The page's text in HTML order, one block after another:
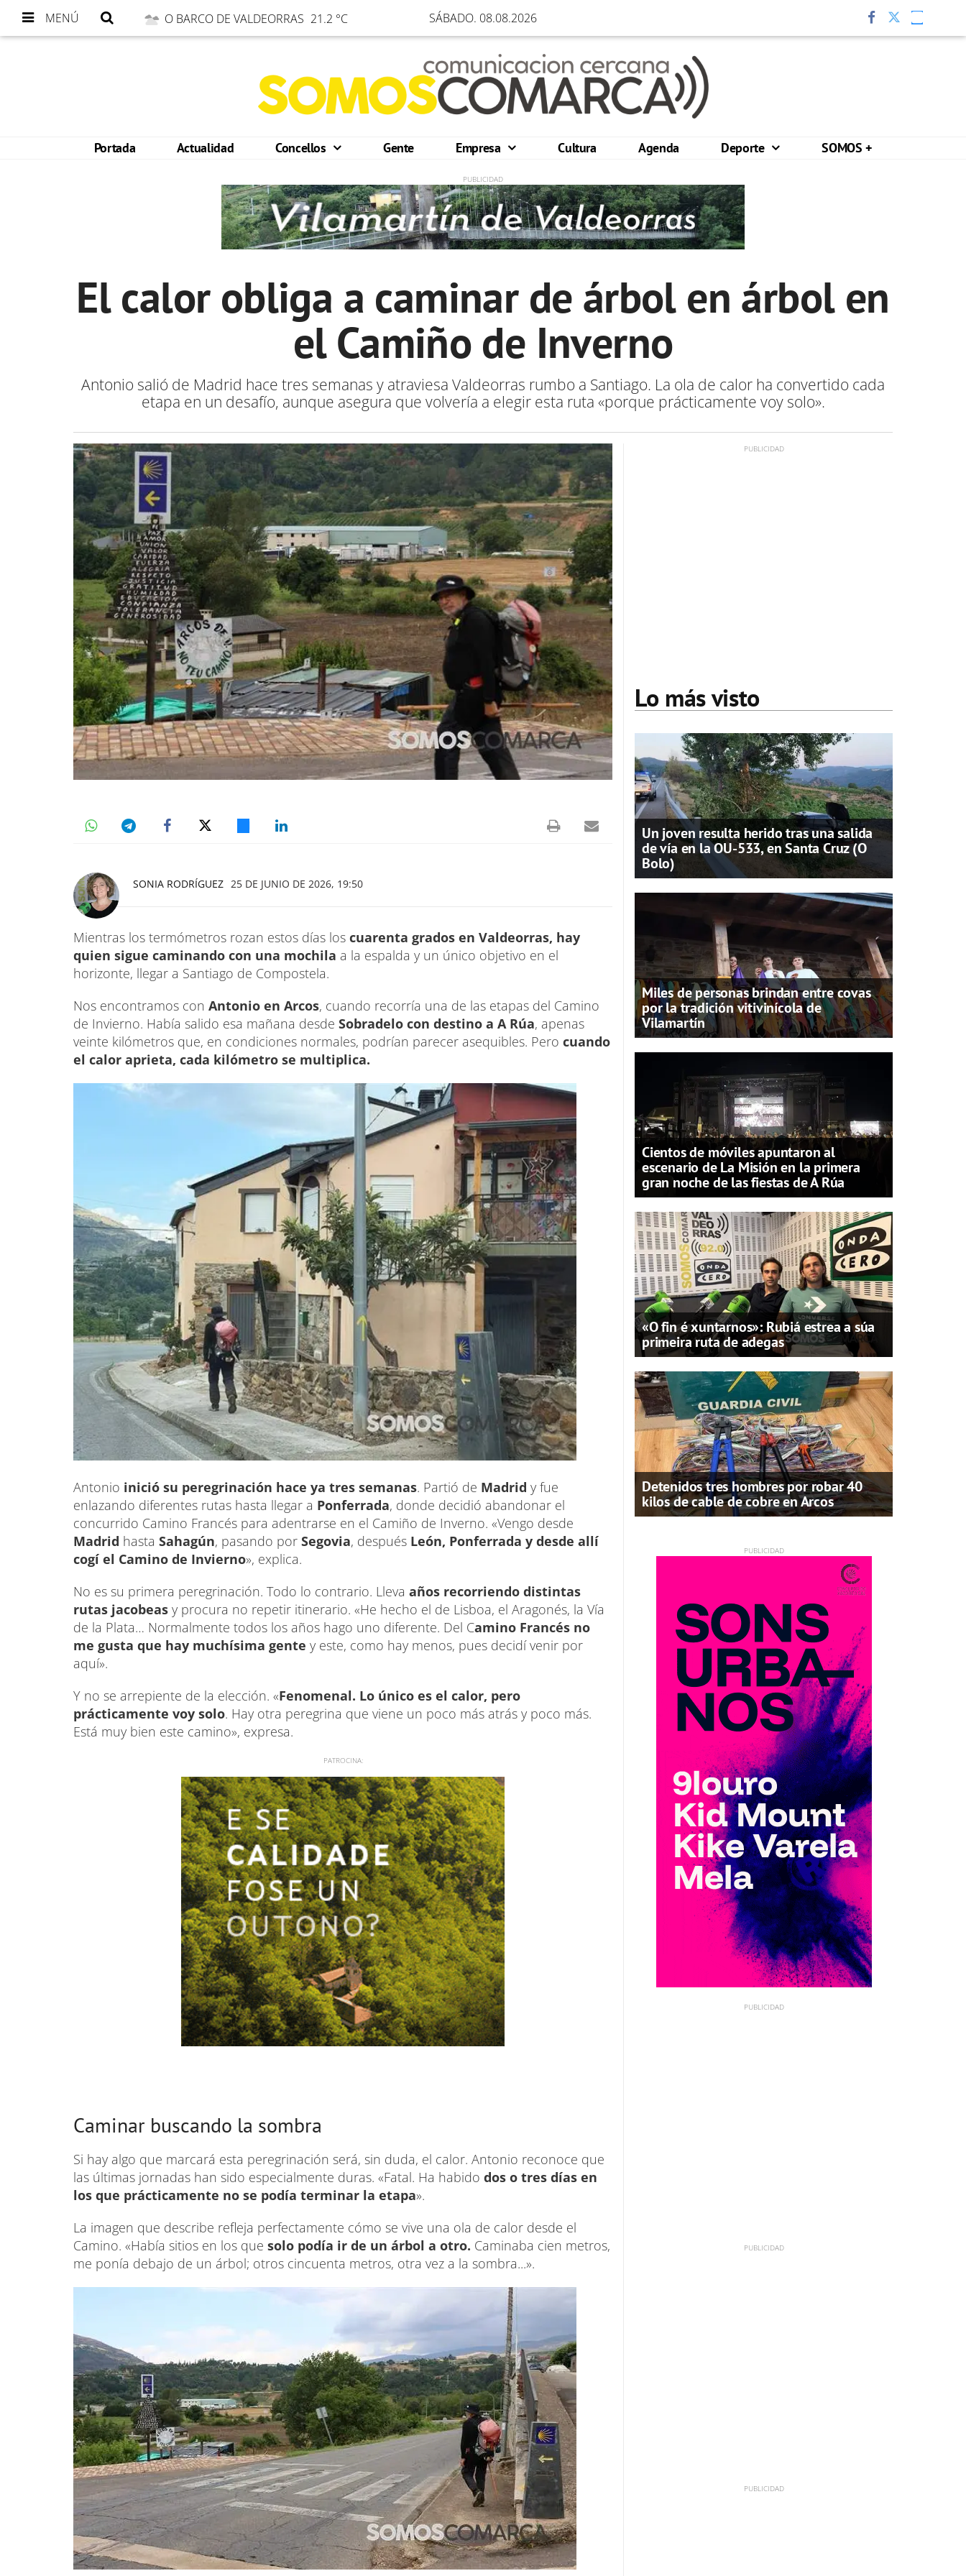
MENÚ O BARCO DE VALDEORRAS 21.2 °C SÁBADO. 08.08.2026
Portada Actualidad Concellos Gente Empresa Cultura Agenda Deporte SOMOS +
El calor obliga a caminar de árbol en árbol en
el Camiño de Inverno
Antonio salió de Madrid hace tres semanas y atraviesa Valdeorras rumbo a Santiago. La ola de calor ha convertido cada
etapa en un desafío, aunque asegura que volvería a elegir esta ruta «porque prácticamente voy solo».
SONIA RODRÍGUEZ 25 DE JUNIO DE 2026, 19:50
Mientras los termómetros rozan estos días los cuarenta grados en Valdeorras, hay
quien sigue caminando con una mochila a la espalda y un único objetivo en el
horizonte, llegar a Santiago de Compostela.
Nos encontramos con Antonio en Arcos, cuando recorría una de las etapas del Camino
de Invierno. Había salido esa mañana desde Sobradelo con destino a A Rúa, apenas
veinte kilómetros que, en condiciones normales, podrían parecer asequibles. Pero cuando
el calor aprieta, cada kilómetro se multiplica.
Antonio inició su peregrinación hace ya tres semanas. Partió de Madrid y fue
enlazando diferentes rutas hasta llegar a Ponferrada, donde decidió abandonar el
concurrido Camino Francés para adentrarse en el Camiño de Inverno. «Vengo desde
Madrid hasta Sahagún, pasando por Segovia, después León, Ponferrada y desde allí
cogí el Camino de Invierno», explica.
No es su primera peregrinación. Todo lo contrario. Lleva años recorriendo distintas
rutas jacobeas y procura no repetir itinerario. «He hecho el de Lisboa, el Aragonés, la Vía
de la Plata… Normalmente todos los años hago uno diferente. Del Camino Francés no
me gusta que hay muchísima gente y este, como hay menos, pues decidí venir por
aquí».
Y no se arrepiente de la elección. «Fenomenal. Lo único es el calor, pero
prácticamente voy solo. Hay otra peregrina que viene un poco más atrás y poco más.
Está muy bien este camino», expresa.
Caminar buscando la sombra
Si hay algo que marcará esta peregrinación será, sin duda, el calor. Antonio reconoce que
las últimas jornadas han sido especialmente duras. «Fatal. Ha habido dos o tres días en
los que prácticamente no se podía terminar la etapa».
La imagen que describe refleja perfectamente cómo se vive una ola de calor desde el
Camino. «Había sitios en los que solo podía ir de un árbol a otro. Caminaba cien metros,
me ponía debajo de un árbol; otros cincuenta metros, otra vez a la sombra...».
Lo más visto
Un joven resulta herido tras una salida
de vía en la OU-533, en Santa Cruz (O
Bolo)
Miles de personas brindan entre covas
por la tradición vitivinícola de
Vilamartín
Cientos de móviles apuntaron al
escenario de La Misión en la primera
gran noche de las fiestas de A Rúa
«O fin é xuntarnos»: Rubiá estrea a súa
primeira ruta de adegas
Detenidos tres hombres por robar 40
kilos de cable de cobre en Arcos